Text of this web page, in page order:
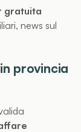
gratuita
news sul
provincia